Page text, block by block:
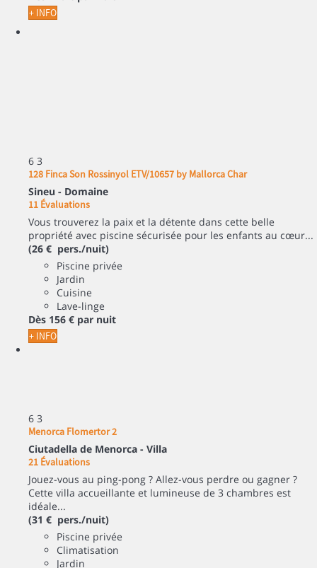
+ INFO
6 3
128 Finca Son Rossinyol ETV/10657 by Mallorca Char
Sineu - Domaine
11 Évaluations
Vous trouverez la paix et la détente dans cette belle
propriété avec piscine sécurisée pour les enfants au cœur...
(26 € pers./nuit)
Piscine privée
Jardin
Cuisine
Lave-linge
Dès 156 € par nuit
+ INFO
6 3
Menorca Flomertor 2
Ciutadella de Menorca - Villa
21 Évaluations
Jouez-vous au ping-pong ? Allez-vous perdre ou gagner ?
Cette villa accueillante et lumineuse de 3 chambres est
idéale...
(31 € pers./nuit)
Piscine privée
Climatisation
Jardin